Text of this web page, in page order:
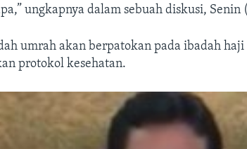
ungkapnya dalam sebuah diskusi, Senin
umrah akan berpatokan pada ibadah haji
protokol kesehatan.